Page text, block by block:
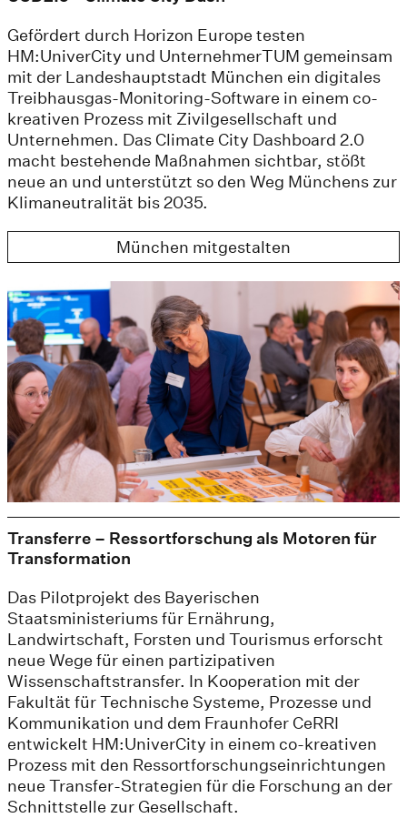
Gefördert durch Horizon Europe testen
HM:UniverCity und UnternehmerTUM gemeinsam
mit der Landeshauptstadt München ein digitales
Treibhausgas-Monitoring-Software in einem co-
kreativen Prozess mit Zivilgesellschaft und
Unternehmen. Das Climate City Dashboard 2.0
macht bestehende Maßnahmen sichtbar, stößt
neue an und unterstützt so den Weg Münchens zur
Klimaneutralität bis 2035.
München mitgestalten
Transferre – Ressortforschung als Motoren für
Transformation
Das Pilotprojekt des Bayerischen
Staatsministeriums für Ernährung,
Landwirtschaft, Forsten und Tourismus erforscht
neue Wege für einen partizipativen
Wissenschaftstransfer. In Kooperation mit der
Fakultät für Technische Systeme, Prozesse und
Kommunikation und dem Fraunhofer CeRRI
entwickelt HM:UniverCity in einem co-kreativen
Prozess mit den Ressortforschungseinrichtungen
neue Transfer-Strategien für die Forschung an der
Schnittstelle zur Gesellschaft.